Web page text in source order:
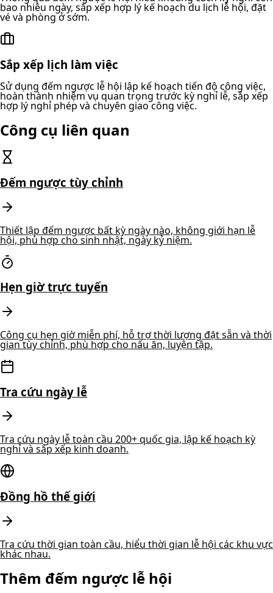
bao nhiêu ngày, sắp xếp hợp lý kế hoạch du lịch lễ hội, đặt
vé và phòng ở sớm.
Sắp xếp lịch làm việc
Sử dụng đếm ngược lễ hội lập kế hoạch tiến độ công việc,
hoàn thành nhiệm vụ quan trọng trước kỳ nghỉ lễ, sắp xếp
hợp lý nghỉ phép và chuyên giao công việc.
Công cụ liên quan
Đếm ngược tùy chỉnh
Thiết lập đếm ngược bất kỳ ngày nào, không giới hạn lễ
hội, phù hợp cho sinh nhật, ngày kỷ niệm.
Hẹn giờ trực tuyến
Công cụ hẹn giờ miễn phí, hỗ trợ thời lượng đặt sẵn và thời
gian tùy chỉnh, phù hợp cho nấu ăn, luyện tập.
Tra cứu ngày lễ
Tra cứu ngày lễ toàn cầu 200+ quốc gia, lập kế hoạch kỳ
nghỉ và sắp xếp kinh doanh.
Đồng hồ thế giới
Tra cứu thời gian toàn cầu, hiểu thời gian lễ hội các khu vực
khác nhau.
Thêm đếm ngược lễ hội